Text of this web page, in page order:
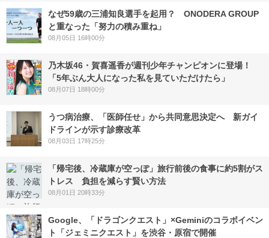
なぜ59歳の三浦知良選手を起用？ ONODERA GROUP
と重なった「努力の積み重ね」
08月05日 16時00分
乃木坂46・賀喜遥香が週刊少年チャンピオンに登場！
「5年ぶん大人になった私を見ていただけたら」
08月07日 18時00分
うつ病治療、「医師任せ」から共同意思決定へ 新ガイ
ドラインが示す診療改革
08月03日 17時25分
「帰宅後、冷蔵庫が空っぽ」旅行前後の食事に約5割がス
トレス 負担を減らす賢い方法
08月01日 20時33分
Google、「ドラゴンクエスト」×Geminiのコラボイベン
ト「ジェミニクエスト」を渋谷・原宿で開催